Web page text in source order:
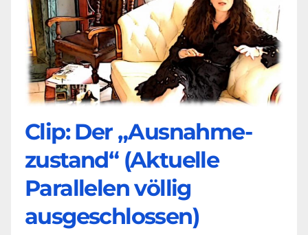
Clip: Der „Ausnahme-
zustand“ (Aktuelle
Parallelen völlig
ausgeschlossen)